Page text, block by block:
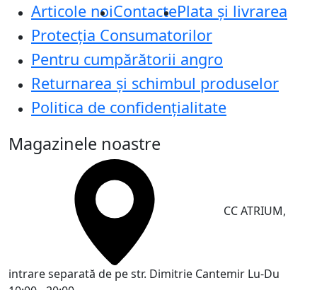
Articole noiContactePlata și livrarea
Protecţia Consumatorilor
Pentru cumpărătorii angro
Returnarea și schimbul produselor
Politica de confidențialitate
Magazinele noastre
CC ATRIUM,
intrare separată de pe str. Dimitrie Cantemir Lu-Du